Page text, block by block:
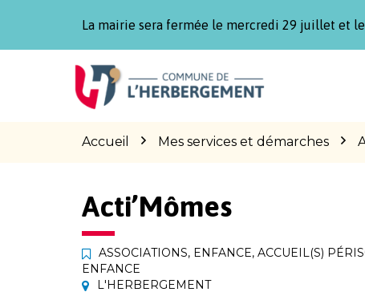
La mairie sera fermée le mercredi 29 juillet et
Accueil Mes services et démarches
Acti’Mômes
ASSOCIATIONS, ENFANCE, ACCUEIL(S)
ENFANCE
L'HERBERGEMENT